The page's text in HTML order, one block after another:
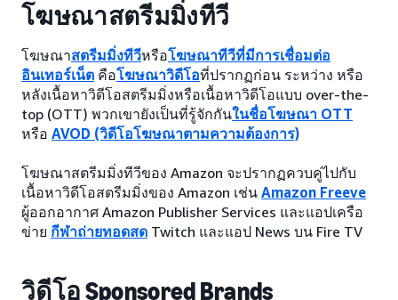
โฆษณาสตรีมมิ่งทีวี
โฆษณาสตรีมมิ่งทีวีหรือโฆษณาทีวีที่มีการเชื่อมต่อ
อินเทอร์เน็ต คือโฆษณาวิดีโอที่ปรากฏก่อน ระหว่าง หรือ
หลังเนื้อหาวิดีโอสตรีมมิ่งหรือเนื้อหาวิดีโอแบบ over-the-
top (OTT) พวกเขายังเป็นที่รู้จักกันในชื่อโฆษณา OTT
หรือ AVOD (วิดีโอโฆษณาตามความต้องการ)
โฆษณาสตรีมมิ่งทีวีของ Amazon จะปรากฏควบคู่ไปกับ
เนื้อหาวิดีโอสตรีมมิ่งของ Amazon เช่น Amazon Freeve
ผู้ออกอากาศ Amazon Publisher Services และแอปเครือ
ข่าย กีฬาถ่ายทอดสด Twitch และแอป News บน Fire TV
วิดีโอ Sponsored Brands